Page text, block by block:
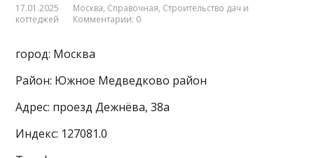
17.01.2025 Москва, Справочная, Строительство дач и
коттеджей
Комментарии: 0
город: Москва
Район: Южное Медведково район
Адрес: проезд Дежнёва, 38а
Индекс: 127081.0